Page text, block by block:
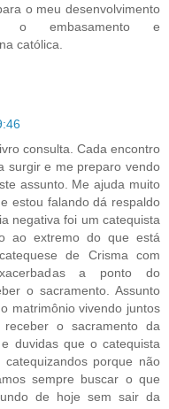
o meu desenvolvimento
o embasamento e
católica.
consulta. Cada encontro
surgir e me preparo vendo
assunto. Me ajuda muito
estou falando dá respaldo
negativa foi um catequista
ao extremo do que está
de Crisma com
a ponto do
o sacramento. Assunto
matrimônio vivendo juntos
o sacramento da
duvidas que o catequista
porque não
sempre buscar o que
de hoje sem sair da